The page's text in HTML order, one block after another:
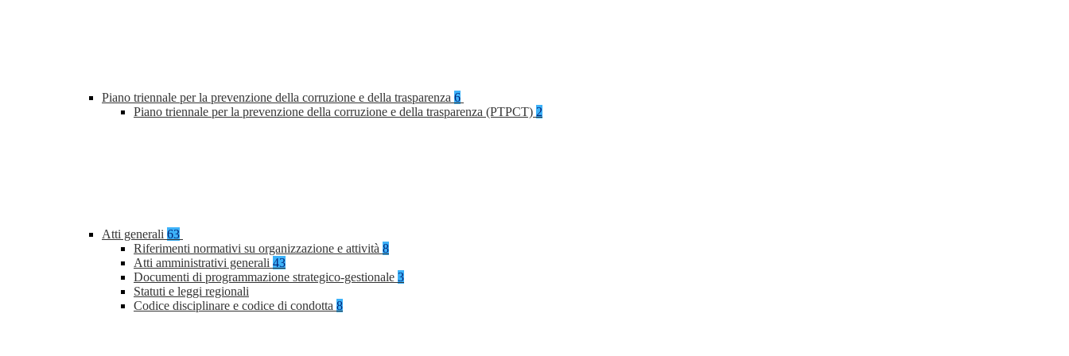
Piano triennale per la prevenzione della corruzione e della trasparenza 6
Piano triennale per la prevenzione della corruzione e della trasparenza (PTPCT) 2
Atti generali 63
Riferimenti normativi su organizzazione e attività 8
Atti amministrativi generali 43
Documenti di programmazione strategico-gestionale 3
Statuti e leggi regionali
Codice disciplinare e codice di condotta 8